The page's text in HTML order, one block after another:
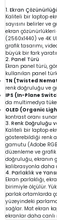
1. Ekran
Kaliteli bir laptop
sayısını belirler ve
ekran çözünürlükleri
(2560x1440) ve 4K
grafik tasarımı,
büyük bir fark
2. Panel Türü
Ekran panel türü,
kullanılan panel
TN (Twisted
renk doğruluğu ve
IPS (In-Plane
da multimedya
OLED (Organic
kontrast oranı
3. Renk Doğruluğu
Kaliteli bir laptop
gösterebildiği renk
gamutu (Adobe
düzenleme ve
doğruluğu, ekranın
kalibrasyonla daha
4. Parlaklık ve
Ekran parlaklığı,
birimiyle ölçülür.
parlak ortamlarda
yüzeyindeki
sağlar. Mat ekran
ekranlar daha